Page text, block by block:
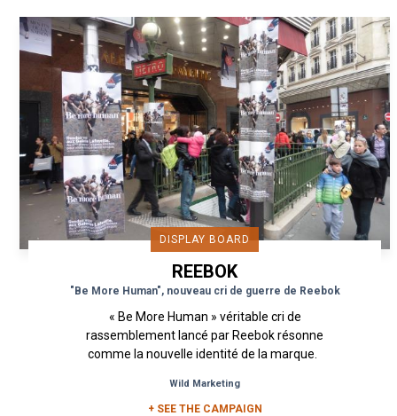
DISPLAY BOARD
REEBOK
"Be More Human", nouveau cri de guerre de Reebok
« Be More Human » véritable cri de
rassemblement lancé par Reebok résonne
comme la nouvelle identité de la marque.
Wild Marketing
+ SEE THE CAMPAIGN